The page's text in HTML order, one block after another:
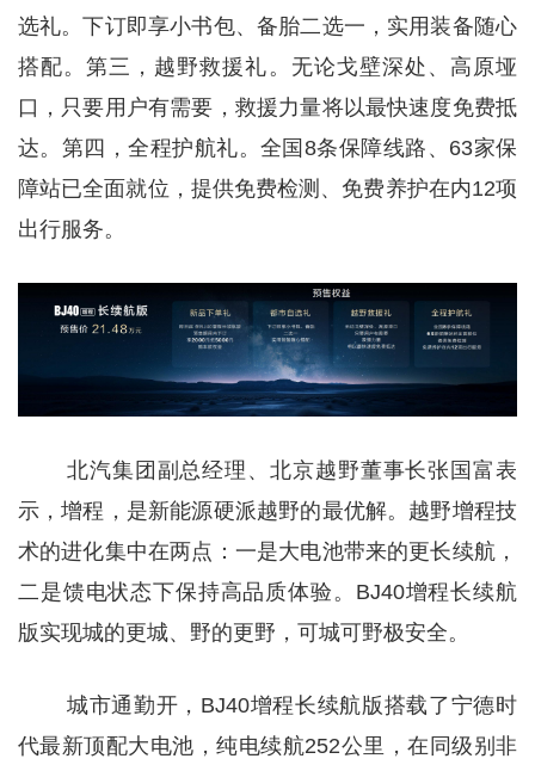
选礼。下订即享小书包、备胎二选一，实用装备随心
搭配。第三，越野救援礼。无论戈壁深处、高原垭
口，只要用户有需要，救援力量将以最快速度免费抵
达。第四，全程护航礼。全国8条保障线路、63家保
障站已全面就位，提供免费检测、免费养护在内12项
出行服务。
北汽集团副总经理、北京越野董事长张国富表
示，增程，是新能源硬派越野的最优解。越野增程技
术的进化集中在两点：一是大电池带来的更长续航，
二是馈电状态下保持高品质体验。BJ40增程长续航
版实现城的更城、野的更野，可城可野极安全。
城市通勤开，BJ40增程长续航版搭载了宁德时
代最新顶配大电池，纯电续航252公里，在同级别非